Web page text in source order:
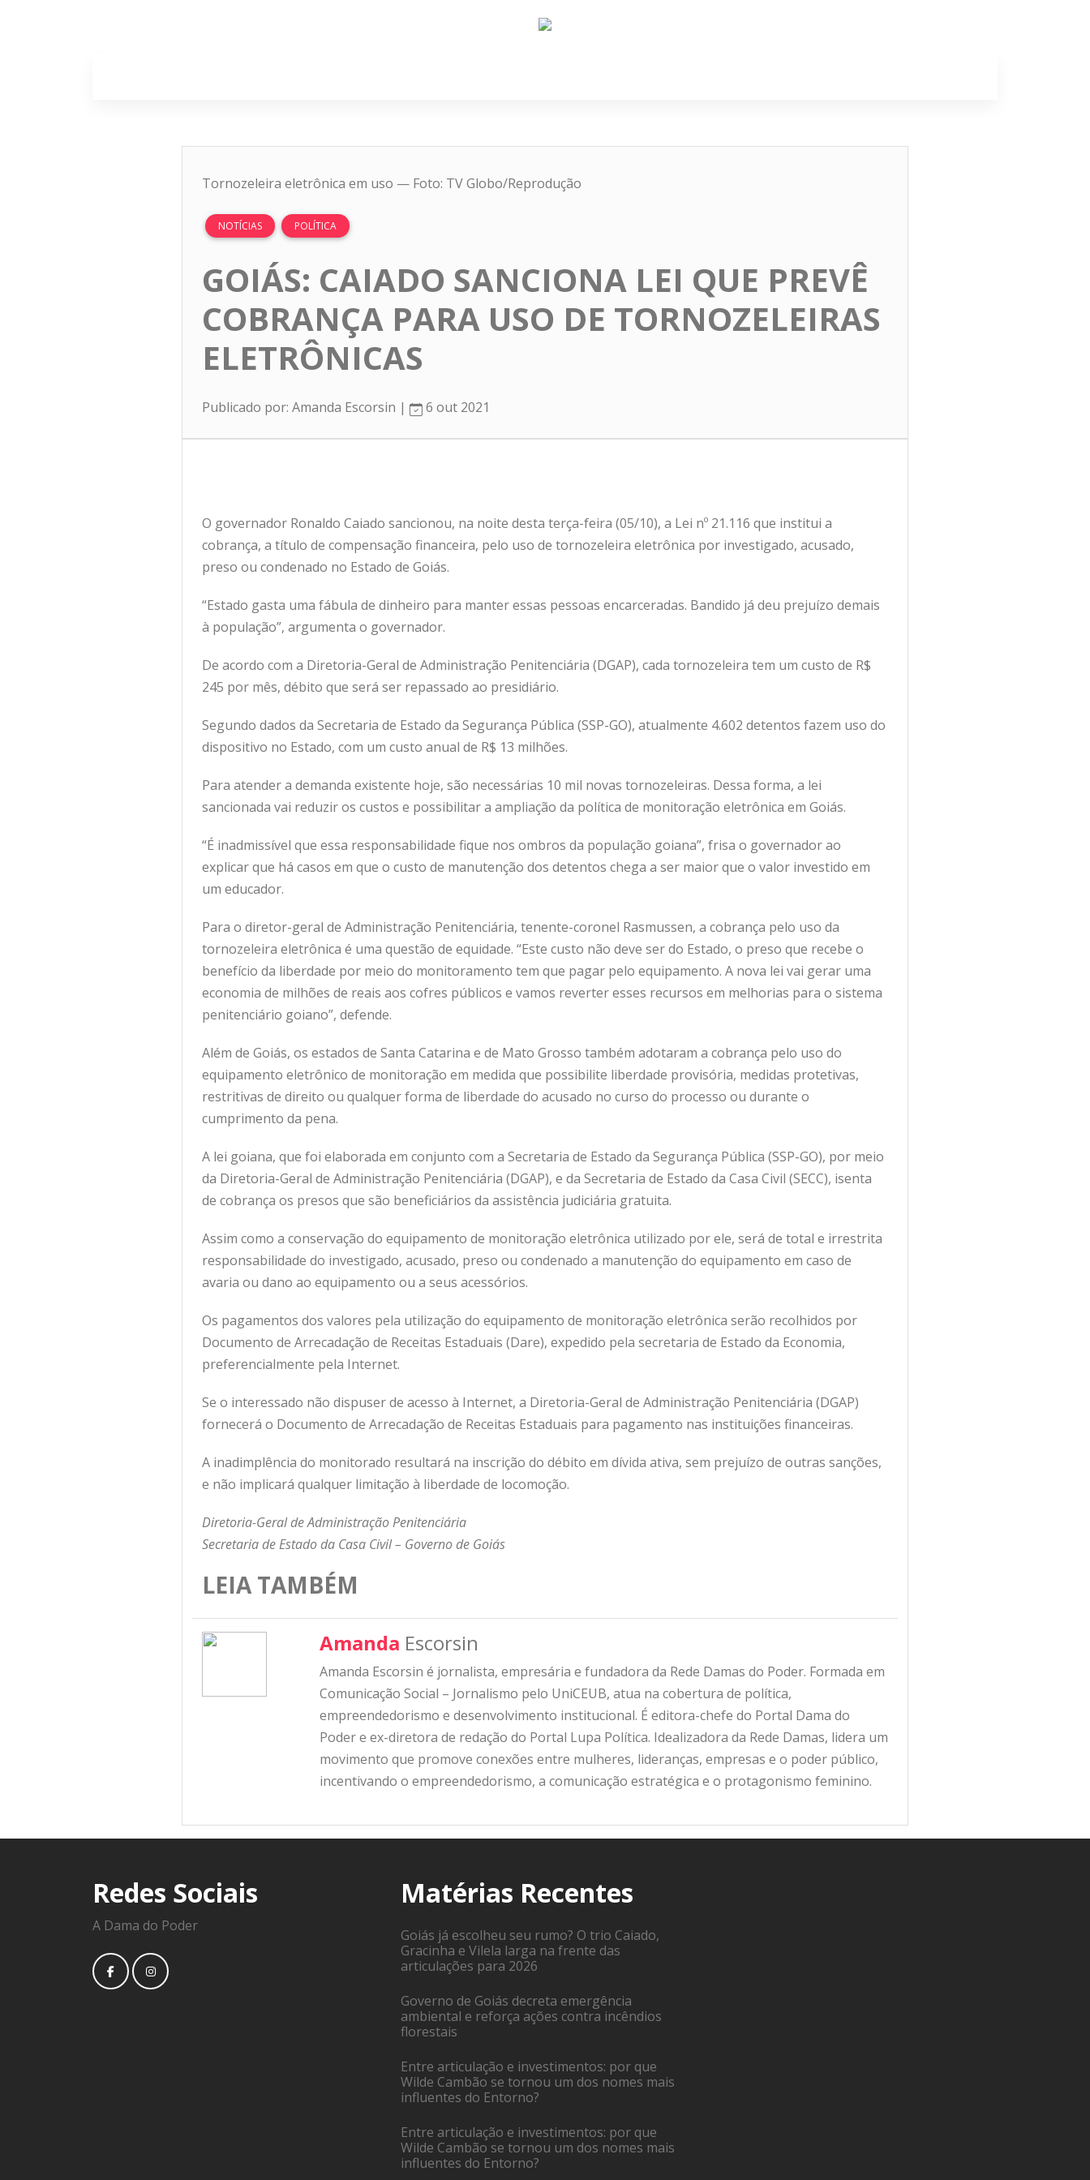
Tornozeleira eletrônica em uso — Foto: TV Globo/Reprodução
NOTÍCIAS POLÍTICA
GOIÁS: CAIADO SANCIONA LEI QUE PREVÊ
COBRANÇA PARA USO DE TORNOZELEIRAS
ELETRÔNICAS
Publicado por: Amanda Escorsin | 6 out 2021
O governador Ronaldo Caiado sancionou, na noite desta terça-feira (05/10), a Lei nº 21.116 que institui a
cobrança, a título de compensação financeira, pelo uso de tornozeleira eletrônica por investigado, acusado,
preso ou condenado no Estado de Goiás.
“Estado gasta uma fábula de dinheiro para manter essas pessoas encarceradas. Bandido já deu prejuízo demais
à população”, argumenta o governador.
De acordo com a Diretoria-Geral de Administração Penitenciária (DGAP), cada tornozeleira tem um custo de R$
245 por mês, débito que será ser repassado ao presidiário.
Segundo dados da Secretaria de Estado da Segurança Pública (SSP-GO), atualmente 4.602 detentos fazem uso do
dispositivo no Estado, com um custo anual de R$ 13 milhões.
Para atender a demanda existente hoje, são necessárias 10 mil novas tornozeleiras. Dessa forma, a lei
sancionada vai reduzir os custos e possibilitar a ampliação da política de monitoração eletrônica em Goiás.
“É inadmissível que essa responsabilidade fique nos ombros da população goiana”, frisa o governador ao
explicar que há casos em que o custo de manutenção dos detentos chega a ser maior que o valor investido em
um educador.
Para o diretor-geral de Administração Penitenciária, tenente-coronel Rasmussen, a cobrança pelo uso da
tornozeleira eletrônica é uma questão de equidade. “Este custo não deve ser do Estado, o preso que recebe o
benefício da liberdade por meio do monitoramento tem que pagar pelo equipamento. A nova lei vai gerar uma
economia de milhões de reais aos cofres públicos e vamos reverter esses recursos em melhorias para o sistema
penitenciário goiano”, defende.
Além de Goiás, os estados de Santa Catarina e de Mato Grosso também adotaram a cobrança pelo uso do
equipamento eletrônico de monitoração em medida que possibilite liberdade provisória, medidas protetivas,
restritivas de direito ou qualquer forma de liberdade do acusado no curso do processo ou durante o
cumprimento da pena.
A lei goiana, que foi elaborada em conjunto com a Secretaria de Estado da Segurança Pública (SSP-GO), por meio
da Diretoria-Geral de Administração Penitenciária (DGAP), e da Secretaria de Estado da Casa Civil (SECC), isenta
de cobrança os presos que são beneficiários da assistência judiciária gratuita.
Assim como a conservação do equipamento de monitoração eletrônica utilizado por ele, será de total e irrestrita
responsabilidade do investigado, acusado, preso ou condenado a manutenção do equipamento em caso de
avaria ou dano ao equipamento ou a seus acessórios.
Os pagamentos dos valores pela utilização do equipamento de monitoração eletrônica serão recolhidos por
Documento de Arrecadação de Receitas Estaduais (Dare), expedido pela secretaria de Estado da Economia,
preferencialmente pela Internet.
Se o interessado não dispuser de acesso à Internet, a Diretoria-Geral de Administração Penitenciária (DGAP)
fornecerá o Documento de Arrecadação de Receitas Estaduais para pagamento nas instituições financeiras.
A inadimplência do monitorado resultará na inscrição do débito em dívida ativa, sem prejuízo de outras sanções,
e não implicará qualquer limitação à liberdade de locomoção.
Diretoria-Geral de Administração Penitenciária
Secretaria de Estado da Casa Civil – Governo de Goiás
LEIA TAMBÉM
Amanda Escorsin
Amanda Escorsin é jornalista, empresária e fundadora da Rede Damas do Poder. Formada em
Comunicação Social – Jornalismo pelo UniCEUB, atua na cobertura de política,
empreendedorismo e desenvolvimento institucional. É editora-chefe do Portal Dama do
Poder e ex-diretora de redação do Portal Lupa Política. Idealizadora da Rede Damas, lidera um
movimento que promove conexões entre mulheres, lideranças, empresas e o poder público,
incentivando o empreendedorismo, a comunicação estratégica e o protagonismo feminino.
Redes Sociais
A Dama do Poder
Matérias Recentes
Goiás já escolheu seu rumo? O trio Caiado,
Gracinha e Vilela larga na frente das
articulações para 2026
Governo de Goiás decreta emergência
ambiental e reforça ações contra incêndios
florestais
Entre articulação e investimentos: por que
Wilde Cambão se tornou um dos nomes mais
influentes do Entorno?
Entre articulação e investimentos: por que
Wilde Cambão se tornou um dos nomes mais
influentes do Entorno?